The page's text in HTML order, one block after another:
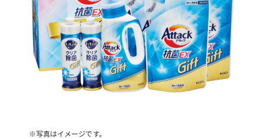
※写真はイメージです。